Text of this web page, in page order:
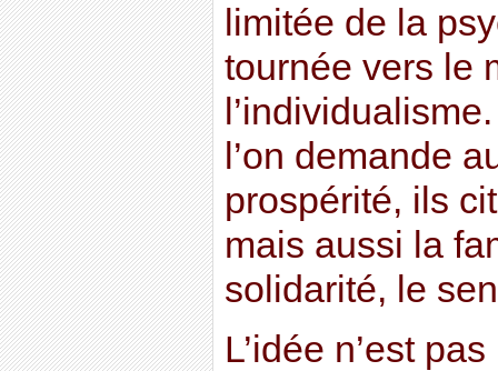
limitée de la
tournée vers le
l’on demande
prospérité, ils
mais aussi la
solidarité, le
L’idée n’est